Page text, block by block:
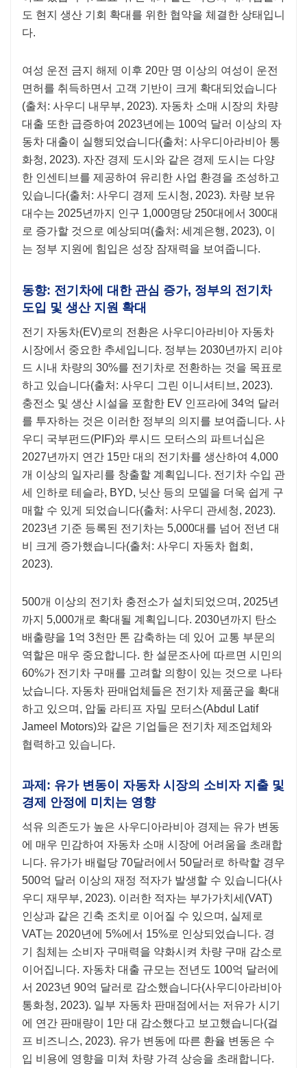
도 현지 생산 기회 확대를 위한 협약을 체결한 상태입니
다.
여성 운전 금지 해제 이후 20만 명 이상의 여성이 운전
면허를 취득하면서 고객 기반이 크게 확대되었습니다
(출처: 사우디 내무부, 2023). 자동차 소매 시장의 차량
대출 또한 급증하여 2023년에는 100억 달러 이상의 자
동차 대출이 실행되었습니다(출처: 사우디아라비아 통
화청, 2023). 자잔 경제 도시와 같은 경제 도시는 다양
한 인센티브를 제공하여 유리한 사업 환경을 조성하고
있습니다(출처: 사우디 경제 도시청, 2023). 차량 보유
대수는 2025년까지 인구 1,000명당 250대에서 300대
로 증가할 것으로 예상되며(출처: 세계은행, 2023), 이
는 정부 지원에 힘입은 성장 잠재력을 보여줍니다.
동향: 전기차에 대한 관심 증가, 정부의 전기차
도입 및 생산 지원 확대
전기 자동차(EV)로의 전환은 사우디아라비아 자동차
시장에서 중요한 추세입니다. 정부는 2030년까지 리야
드 시내 차량의 30%를 전기차로 전환하는 것을 목표로
하고 있습니다(출처: 사우디 그린 이니셔티브, 2023).
충전소 및 생산 시설을 포함한 EV 인프라에 34억 달러
를 투자하는 것은 이러한 정부의 의지를 보여줍니다. 사
우디 국부펀드(PIF)와 루시드 모터스의 파트너십은
2027년까지 연간 15만 대의 전기차를 생산하여 4,000
개 이상의 일자리를 창출할 계획입니다. 전기차 수입 관
세 인하로 테슬라, BYD, 닛산 등의 모델을 더욱 쉽게 구
매할 수 있게 되었습니다(출처: 사우디 관세청, 2023).
2023년 기준 등록된 전기차는 5,000대를 넘어 전년 대
비 크게 증가했습니다(출처: 사우디 자동차 협회,
2023).
500개 이상의 전기차 충전소가 설치되었으며, 2025년
까지 5,000개로 확대될 계획입니다. 2030년까지 탄소
배출량을 1억 3천만 톤 감축하는 데 있어 교통 부문의
역할은 매우 중요합니다. 한 설문조사에 따르면 시민의
60%가 전기차 구매를 고려할 의향이 있는 것으로 나타
났습니다. 자동차 판매업체들은 전기차 제품군을 확대
하고 있으며, 압둘 라티프 자밀 모터스(Abdul Latif
Jameel Motors)와 같은 기업들은 전기차 제조업체와
협력하고 있습니다.
과제: 유가 변동이 자동차 시장의 소비자 지출 및
경제 안정에 미치는 영향
석유 의존도가 높은 사우디아라비아 경제는 유가 변동
에 매우 민감하여 자동차 소매 시장에 어려움을 초래합
니다. 유가가 배럴당 70달러에서 50달러로 하락할 경우
500억 달러 이상의 재정 적자가 발생할 수 있습니다(사
우디 재무부, 2023). 이러한 적자는 부가가치세(VAT)
인상과 같은 긴축 조치로 이어질 수 있으며, 실제로
VAT는 2020년에 5%에서 15%로 인상되었습니다. 경
기 침체는 소비자 구매력을 약화시켜 차량 구매 감소로
이어집니다. 자동차 대출 규모는 전년도 100억 달러에
서 2023년 90억 달러로 감소했습니다(사우디아라비아
통화청, 2023). 일부 자동차 판매점에서는 저유가 시기
에 연간 판매량이 1만 대 감소했다고 보고했습니다(걸
프 비즈니스, 2023). 유가 변동에 따른 환율 변동은 수
입 비용에 영향을 미쳐 차량 가격 상승을 초래합니다.